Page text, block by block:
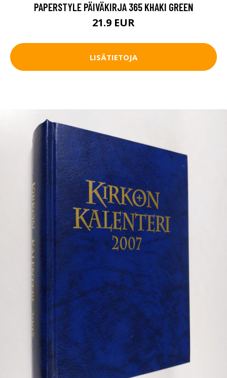
PAPERSTYLE PÄIVÄKIRJA 365 KHAKI GREEN
21.9 EUR
LISÄTIETOJA